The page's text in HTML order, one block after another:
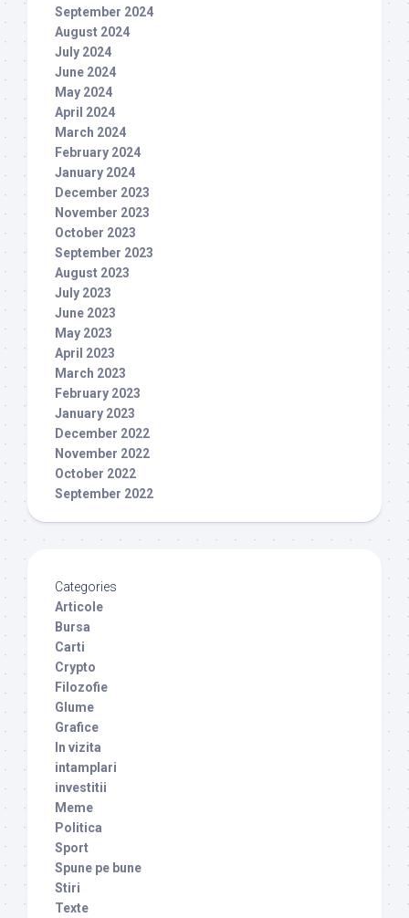
September 2024
August 2024
July 2024
June 2024
May 2024
April 2024
March 2024
February 2024
January 2024
December 2023
November 2023
October 2023
September 2023
August 2023
July 2023
June 2023
May 2023
April 2023
March 2023
February 2023
January 2023
December 2022
November 2022
October 2022
September 2022
Categories
Articole
Bursa
Carti
Crypto
Filozofie
Glume
Grafice
In vizita
intamplari
investitii
Meme
Politica
Sport
Spune pe bune
Stiri
Texte